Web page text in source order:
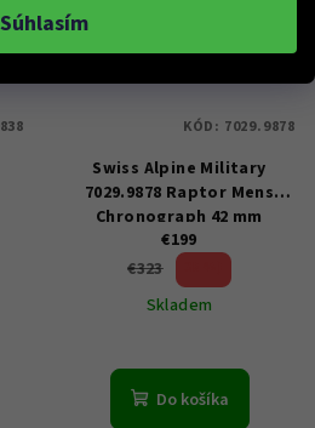
Súhlasím
Swiss Alpine Military
7029.9878 Raptor Mens
Chronograph 42 mm
€199
€323
Skladem
Do košíka
KÓD: 7029.9878